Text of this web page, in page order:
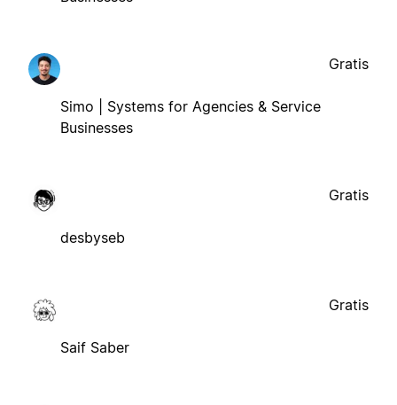
Simo | Systems for Agencies & Service
Businesses
Gratis
desbyseb
Gratis
Saif Saber
Gratis